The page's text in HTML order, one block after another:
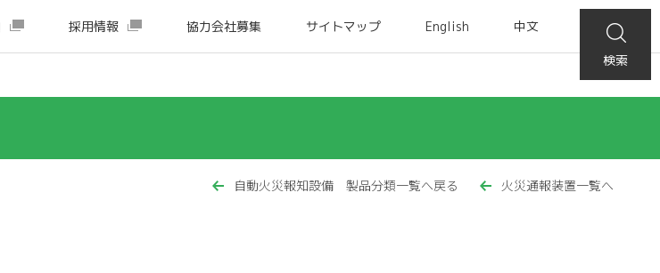
採用情報 協力会社募集 サイトマップ English
中文
検索
自動火災報知設備 製品分類一覧へ戻る 火災通報装置一覧へ